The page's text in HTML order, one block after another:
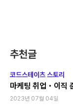
추천글
코드스테이츠 스토리
마케팅 취업・이직
2023년 07월 04일